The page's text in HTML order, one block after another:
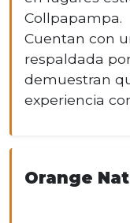
Collpapampa.
Cuentan con
respaldada
demuestran
experiencia
Orange